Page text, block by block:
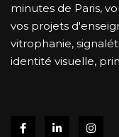
minutes de Paris,
vos projets
vitrophanie,
identité visuelle,